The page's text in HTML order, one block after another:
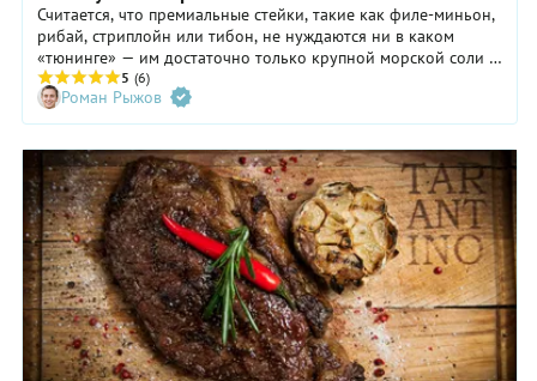
Считается, что премиальные стейки, такие как филе-миньон,
рибай, стриплойн или тибон, не нуждаются ни в каком
«тюнинге» — им достаточно только крупной морской соли и
свежемолотого черного перца. А что насчет мачете, фланка и
других альтернативных стейков? Ведь это мясо, если его
правильно подготовить и прожарить, по вкусу ничуть не
уступает самым лучшим отрубам, но стоит при этом в два, а
то и в три раза дешевле. Здесь-то вам и поможет маринад!
Рассказываем, как вкусно замариновать стейки.
5 (6)
Роман Рыжов